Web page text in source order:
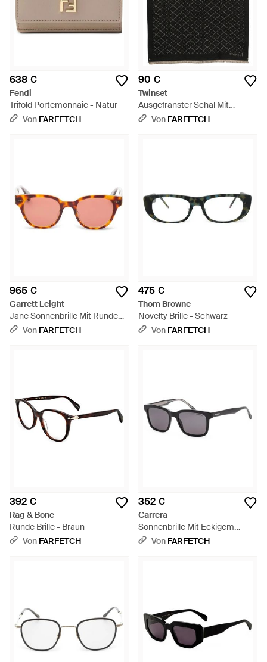
638 €
Fendi
Trifold Portemonnaie - Natur
Von FARFETCH
90 €
Twinset
Ausgefranster Schal Mit
Jacquard-Logo - Schwarz
Von FARFETCH
965 €
Garrett Leight
Jane Sonnenbrille Mit Rundem
Gestell - Pink
Von FARFETCH
475 €
Thom Browne
Novelty Brille - Schwarz
Von FARFETCH
392 €
Rag & Bone
Runde Brille - Braun
Von FARFETCH
352 €
Carrera
Sonnenbrille Mit Eckigem
Gestell - Grau
Von FARFETCH